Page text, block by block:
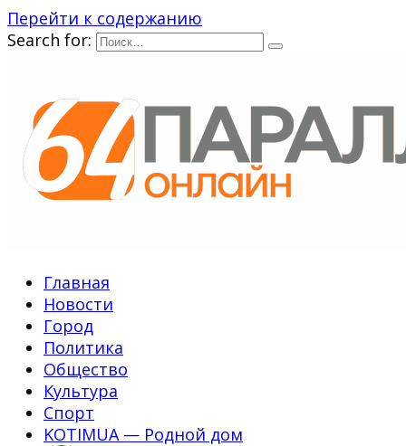
Перейти к содержанию
Search for:
Главная
Новости
Город
Политика
Общество
Культура
Спорт
KOTIMUA — Родной дом